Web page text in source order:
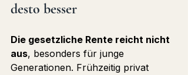
desto besser
Die gesetzliche Rente reicht nicht
aus, besonders für junge
Generationen. Frühzeitig privat